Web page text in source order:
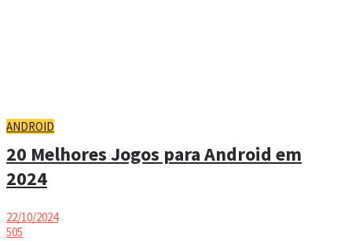
ANDROID
20 Melhores Jogos para Android em
2024
22/10/2024
505